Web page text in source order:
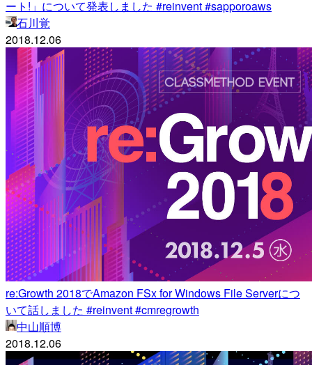
ート!」について発表しました #reinvent #sapporoaws
石川覚
2018.12.06
re:Growth 2018でAmazon FSx for Windows File Serverにつ
いて話しました #reinvent #cmregrowth
中山順博
2018.12.06